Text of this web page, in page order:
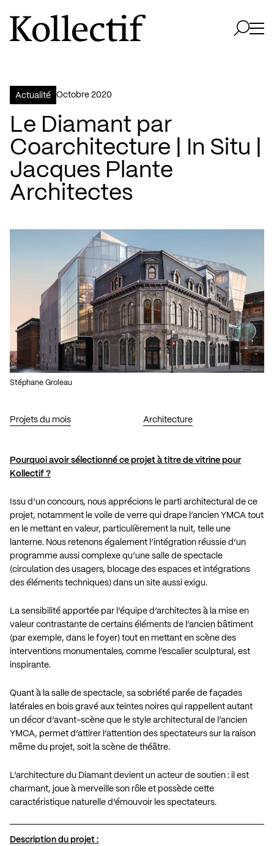
Aller à la page d'accueil
Logo Kollectif
Actualité octobre 2020
Le Diamant par
Coarchitecture | In Situ |
Jacques Plante
Architectes
Projets du mois Architecture
Stéphane Groleau
Pourquoi avoir sélectionné ce projet à titre de vitrine pour
Kollectif ?
Issu d’un concours, nous apprécions le parti architectural de ce
projet, notamment le voile de verre qui drape l’ancien YMCA tout
en le mettant en valeur, particulièrement la nuit, telle une
lanterne. Nous retenons également l’intégration réussie d’un
programme aussi complexe qu’une salle de spectacle
(circulation des usagers, blocage des espaces et intégrations
des éléments techniques) dans un site aussi exigu.
La sensibilité apportée par l’équipe d’architectes à la mise en
valeur contrastante de certains éléments de l’ancien bâtiment
(par exemple, dans le foyer) tout en mettant en scène des
interventions monumentales, comme l’escalier sculptural, est
inspirante.
Quant à la salle de spectacle, sa sobriété parée de façades
latérales en bois gravé aux teintes noires qui rappellent autant
un décor d’avant-scène que le style architectural de l’ancien
YMCA, permet d’attirer l’attention des spectateurs sur la raison
même du projet, soit la scène de théâtre.
L’architecture du Diamant devient un acteur de soutien : il est
charmant, joue à merveille son rôle et possède cette
caractéristique naturelle d’émouvoir les spectateurs.
Description du projet :